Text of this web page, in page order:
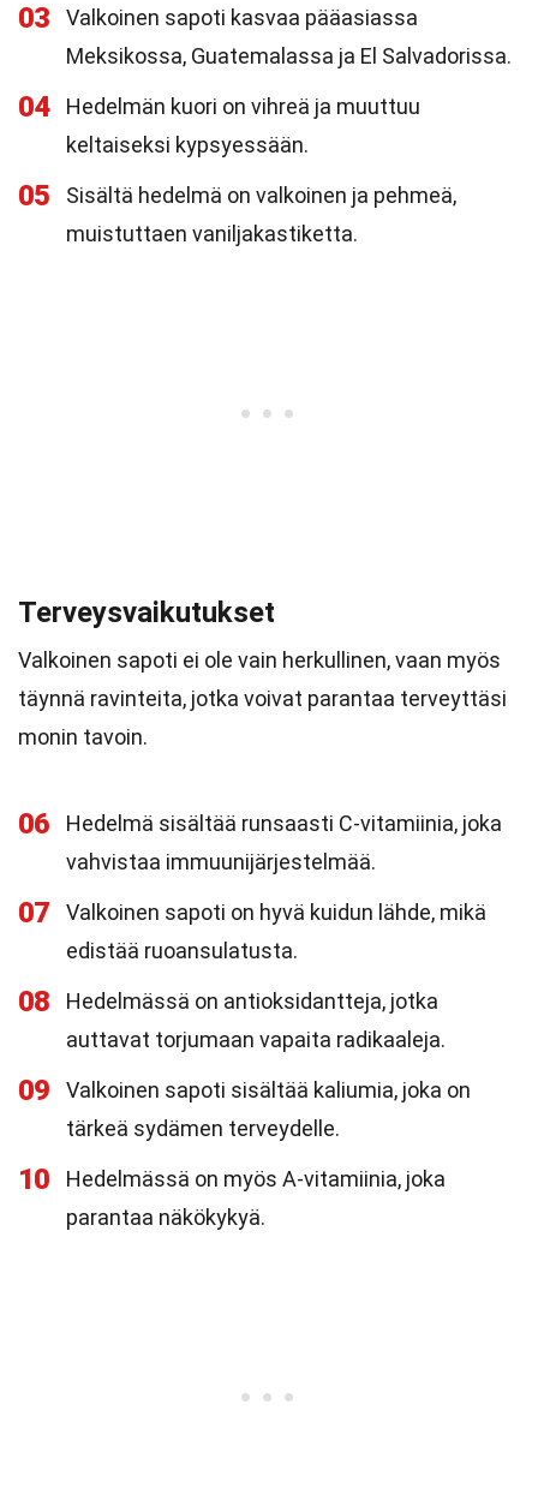
03
Valkoinen sapoti kasvaa pääasiassa
Meksikossa, Guatemalassa ja El Salvadorissa.
04
Hedelmän kuori on vihreä ja muuttuu
keltaiseksi kypsyessään.
05
Sisältä hedelmä on valkoinen ja pehmeä,
muistuttaen vaniljakastiketta.
Terveysvaikutukset
Valkoinen sapoti ei ole vain herkullinen, vaan myös
täynnä ravinteita, jotka voivat parantaa terveyttäsi
monin tavoin.
06
Hedelmä sisältää runsaasti C-vitamiinia, joka
vahvistaa immuunijärjestelmää.
07
Valkoinen sapoti on hyvä kuidun lähde, mikä
edistää ruoansulatusta.
08
Hedelmässä on antioksidantteja, jotka
auttavat torjumaan vapaita radikaaleja.
09
Valkoinen sapoti sisältää kaliumia, joka on
tärkeä sydämen terveydelle.
10
Hedelmässä on myös A-vitamiinia, joka
parantaa näkökykyä.